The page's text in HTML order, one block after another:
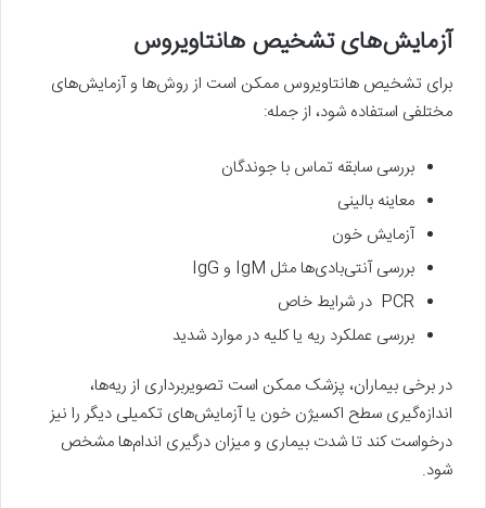
آزمایش‌های تشخیص هانتاویروس
برای تشخیص هانتاویروس ممکن است از روش‌ها و آزمایش‌های
مختلفی استفاده شود، از جمله:
بررسی سابقه تماس با جوندگان
معاینه بالینی
آزمایش خون
بررسی آنتی‌بادی‌ها مثل IgM و IgG
PCR در شرایط خاص
بررسی عملکرد ریه یا کلیه در موارد شدید
در برخی بیماران، پزشک ممکن است تصویربرداری از ریه‌ها،
اندازه‌گیری سطح اکسیژن خون یا آزمایش‌های تکمیلی دیگر را نیز
درخواست کند تا شدت بیماری و میزان درگیری اندام‌ها مشخص
شود.